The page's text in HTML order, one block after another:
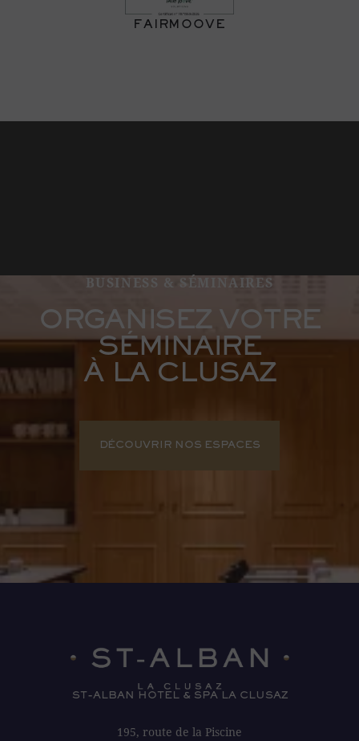
FAIRMOOVE
BUSINESS & SÉMINAIRES
ORGANISEZ VOTRE
SÉMINAIRE
À LA CLUSAZ
DÉCOUVRIR NOS ESPACES
ST-ALBAN HOTEL & SPA LA CLUSAZ
195, route de la Piscine